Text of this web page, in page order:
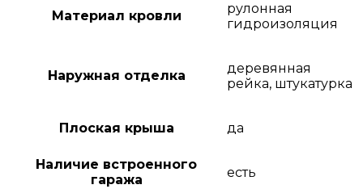
Материал кровли
рулонная
гидроизоляция
Наружная отделка
деревянная
рейка, штукатурка
Плоская крыша да
Наличие встроенного
гаража
есть